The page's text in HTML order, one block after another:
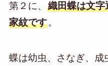
第２に、 織田蝶は文字
家紋です。
蝶は幼虫、さなぎ、成